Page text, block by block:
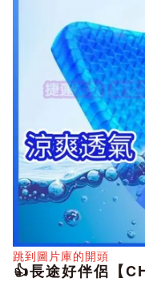
跳到圖片庫的開頭
分享
👍長途好伴侶【